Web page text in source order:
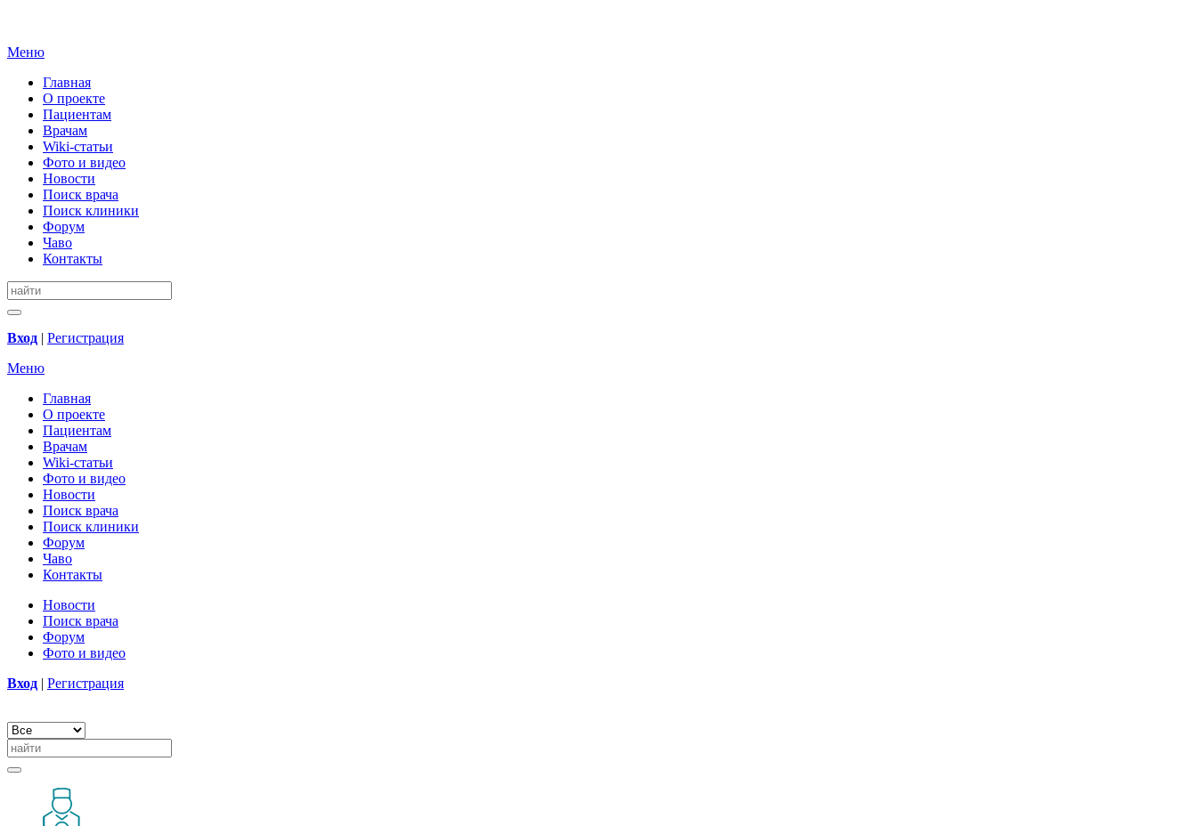
Меню
Главная
О проекте
Пациентам
Врачам
Wiki-статьи
Фото и видео
Новости
Поиск врача
Поиск клиники
Форум
Чаво
Контакты
Вход | Регистрация
Меню
Главная
О проекте
Пациентам
Врачам
Wiki-статьи
Фото и видео
Новости
Поиск врача
Поиск клиники
Форум
Чаво
Контакты
Новости
Поиск врача
Форум
Фото и видео
Вход | Регистрация